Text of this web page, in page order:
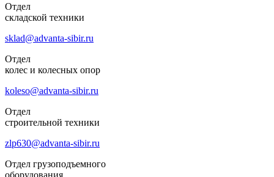
Отдел
складской техники
sklad@advanta-sibir.ru
Отдел
колес и колесных опор
koleso@advanta-sibir.ru
Отдел
строительной техники
zlp630@advanta-sibir.ru
Отдел грузоподъемного
оборудования